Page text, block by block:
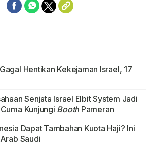
Hentikan Kekejaman Israel, 17
Senjata Israel Elbit System Jadi
Kunjungi Booth Pameran
Dapat Tambahan Kuota Haji? Ini
Saudi